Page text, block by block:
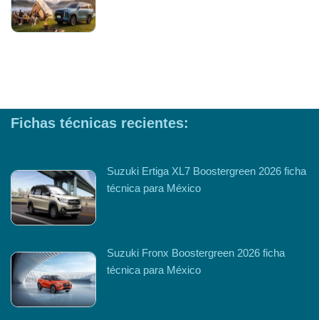
Fichas técnicas recientes:
Suzuki Ertiga XL7 Boostergreen 2026 ficha
técnica para México
Suzuki Fronx Boostergreen 2026 ficha
técnica para México